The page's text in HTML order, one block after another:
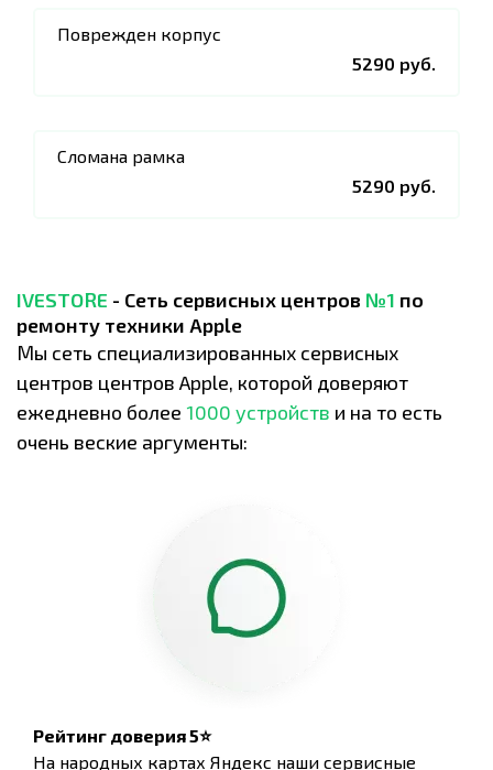
Поврежден корпус
5290 руб.
Сломана рамка
5290 руб.
IVESTORE - Сеть сервисных центров №1 по
ремонту техники Apple
Мы сеть специализированных сервисных
центров центров Apple, которой доверяют
ежедневно более 1000 устройств и на то есть
очень веские аргументы:
Рейтинг доверия 5⭐
На народных картах Яндекс наши сервисные